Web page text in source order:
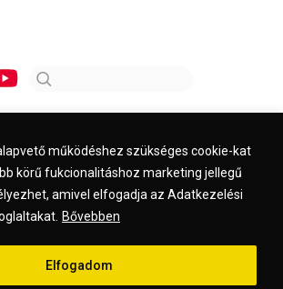
működéshez szükséges cookie-kat
körű fukcionalitáshoz marketing jellegű
amivel elfogadja az Adatkezelési
Bővebben
Elfogadom
Kapcsolat Jogi nyilatkozat
© 2026. kreszvaltozas.hu